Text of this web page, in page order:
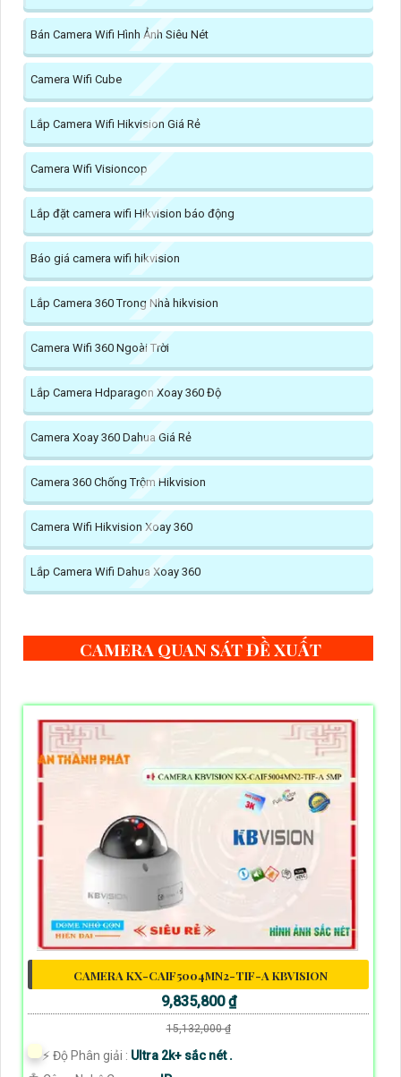
Bán Camera Wifi Hình Ảnh Siêu Nét
Camera Wifi Cube
Lắp Camera Wifi Hikvision Giá Rẻ
Camera Wifi Visioncop
Lắp đặt camera wifi Hikvision báo động
Báo giá camera wifi hikvision
Lắp Camera 360 Trong Nhà hikvision
Camera Wifi 360 Ngoài Trời
Lắp Camera Hdparagon Xoay 360 Độ
Camera Xoay 360 Dahua Giá Rẻ
Camera 360 Chống Trộm Hikvision
Camera Wifi Hikvision Xoay 360
Lắp Camera Wifi Dahua Xoay 360
CAMERA QUAN SÁT ĐỀ XUẤT
CAMERA KX-CAIF5004MN2-TIF-A KBVISION
9,835,800 ₫
15,132,000 ₫
️⚡ Độ Phân giải : Ultra 2k+ sắc nét .